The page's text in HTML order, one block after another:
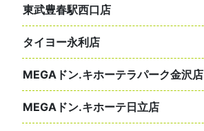
東武豊春駅西口店
タイヨー永利店
MEGAドン.キホーテラパーク金沢店
MEGAドン.キホーテ日立店